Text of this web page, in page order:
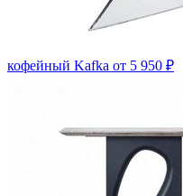
кофейный Kafka от 5 950 ₽